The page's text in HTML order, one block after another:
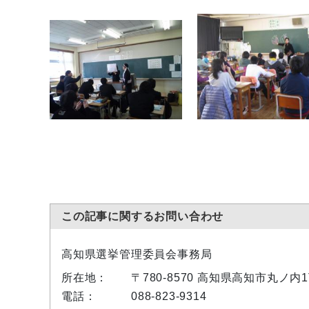
この記事に関するお問い合わせ
高知県選挙管理委員会事務局
所在地：
〒780-8570 高知県高知市丸ノ内
電話：
088-823-9314